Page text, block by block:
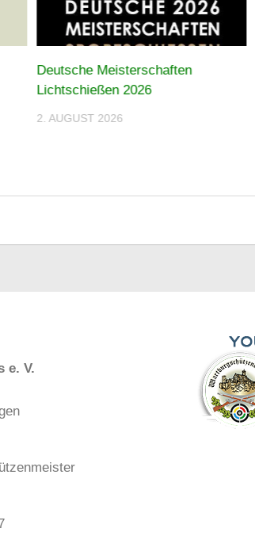
Deutsche Meisterschaften
Lichtschießen 2026
2. AUGUST 2026
e. V.